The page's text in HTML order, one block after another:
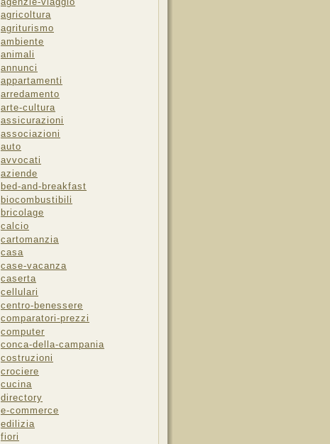
agricoltura
agriturismo
ambiente
animali
annunci
appartamenti
arredamento
arte-cultura
assicurazioni
associazioni
auto
avvocati
aziende
bed-and-breakfast
biocombustibili
bricolage
calcio
cartomanzia
casa
case-vacanza
caserta
cellulari
centro-benessere
comparatori-prezzi
computer
conca-della-campania
costruzioni
crociere
cucina
directory
e-commerce
edilizia
fiori